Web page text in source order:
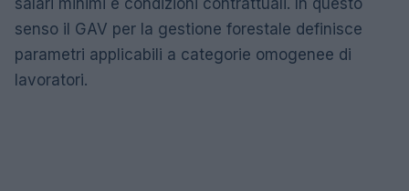
salari minimi e condizioni contrattuali. In questo
senso il GAV per la gestione forestale definisce
parametri applicabili a categorie omogenee di
lavoratori.